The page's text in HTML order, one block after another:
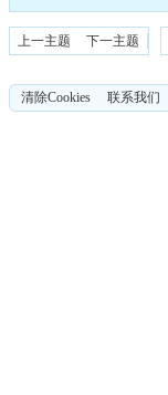
上一主题 下一主题
清除Cookies 联系我们